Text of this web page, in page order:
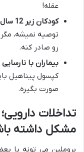
عقله!
کودکان زیر 12 سال:
توصیه نمیشه،
رو صادر کنه.
بیماران با
کپسول پیناهیل
صورت بگیره.
تداخلات
مشکل داشته
بروملین می تونه با